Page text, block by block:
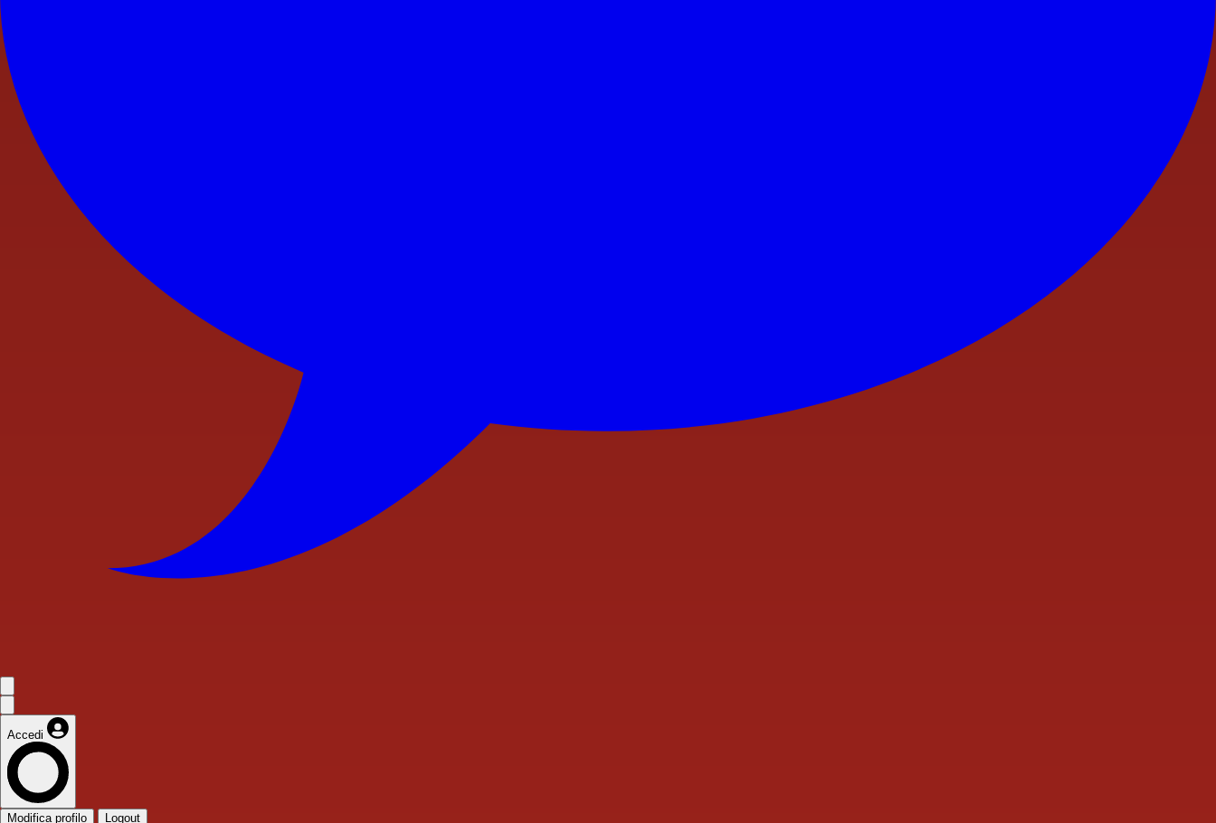
Accedi
Modifica profilo Logout